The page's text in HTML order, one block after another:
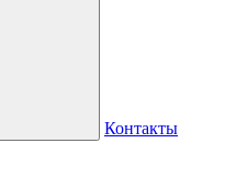
Контакты